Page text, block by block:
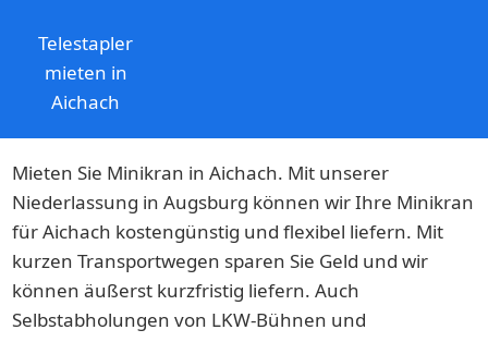
Telestapler
mieten in
Aichach
Mieten Sie Minikran in Aichach. Mit unserer
Niederlassung in Augsburg können wir Ihre Minikran
für Aichach kostengünstig und flexibel liefern. Mit
kurzen Transportwegen sparen Sie Geld und wir
können äußerst kurzfristig liefern. Auch
Selbstabholungen von LKW-Bühnen und